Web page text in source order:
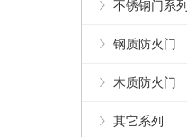
不锈钢门系列
钢质防火门
木质防火门
其它系列